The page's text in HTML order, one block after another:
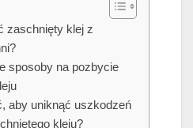
zaschnięty klej z
sposoby na pozbycie
aby uniknąć uszkodzeń
kleju?